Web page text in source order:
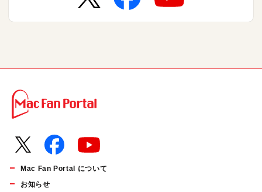
Mac Fan Portal について
お知らせ